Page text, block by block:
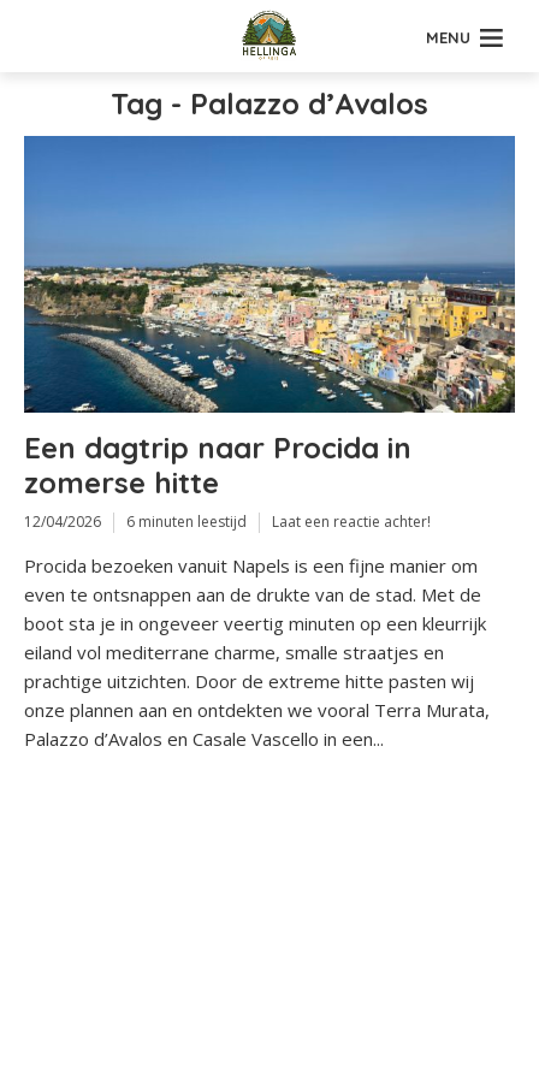
MENU
Tag - Palazzo d’Avalos
Een dagtrip naar Procida in
zomerse hitte
12/04/2026 6 minuten leestijd Laat een reactie achter!
Procida bezoeken vanuit Napels is een fijne manier om
even te ontsnappen aan de drukte van de stad. Met de
boot sta je in ongeveer veertig minuten op een kleurrijk
eiland vol mediterrane charme, smalle straatjes en
prachtige uitzichten. Door de extreme hitte pasten wij
onze plannen aan en ontdekten we vooral Terra Murata,
Palazzo d’Avalos en Casale Vascello in een...